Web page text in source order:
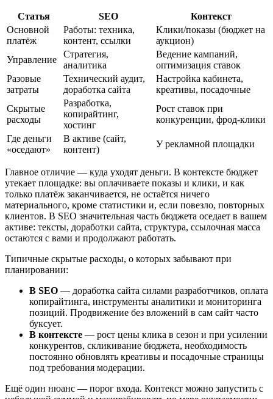
Статья SEO
Контекст
Основной
платёж
Работы: техника,
контент, ссылки
Клики/показы (бюджет на
аукцион)
Управление
Стратегия,
аналитика
Ведение кампаний,
оптимизация ставок
Разовые
затраты
Технический аудит,
доработка сайта
Настройка кабинета,
креативы, посадочные
Скрытые
расходы
Разработка,
копирайтинг,
хостинг
Рост ставок при
конкуренции, фрод-клики
Где деньги
«оседают»
В активе (сайт,
контент)
У рекламной площадки
Главное отличие — куда уходят деньги. В контексте бюджет
утекает площадке: вы оплачиваете показы и клики, и как
только платёж заканчивается, не остаётся ничего
материального, кроме статистики и, если повезло, повторных
клиентов. В SEO значительная часть бюджета оседает в вашем
активе: тексты, доработки сайта, структура, ссылочная масса
остаются с вами и продолжают работать.
Типичные скрытые расходы, о которых забывают при
планировании:
В SEO — доработка сайта силами разработчиков, оплата
копирайтинга, инструменты аналитики и мониторинга
позиций. Продвижение без вложений в сам сайт часто
буксует.
В контексте — рост цены клика в сезон и при усилении
конкурентов, скликивание бюджета, необходимость
постоянно обновлять креативы и посадочные страницы
под требования модерации.
Ещё один нюанс — порог входа. Контекст можно запустить с